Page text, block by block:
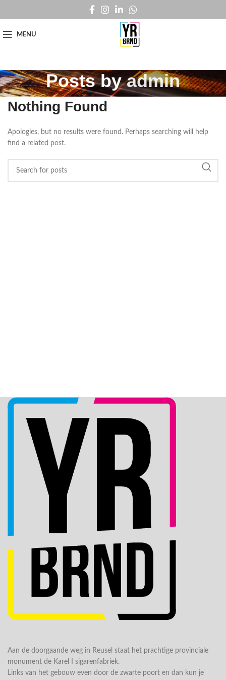
MENU
Posts byadmin
Nothing Found
Apologies, but no results were found. Perhaps searching will help
find a related post.
Aan de doorgaande weg in Reusel staat het prachtige provinciale
monument de Karel I sigarenfabriek.
Links van het gebouw even door de zwarte poort en dan kun je